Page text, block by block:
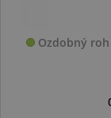
Ozdobný